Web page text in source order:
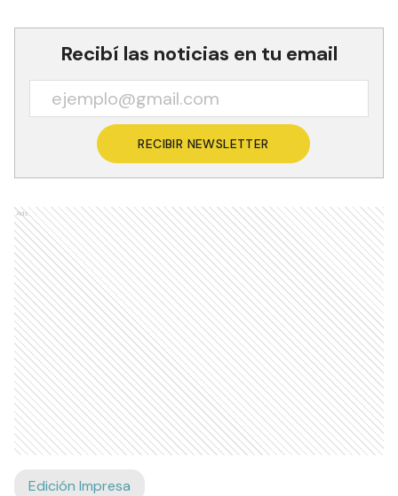
Recibí las noticias en tu email
RECIBIR NEWSLETTER
Ads
Edición Impresa